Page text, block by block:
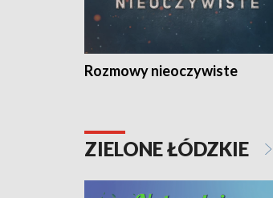
Rozmowy nieoczywiste
ZIELONE ŁÓDZKIE